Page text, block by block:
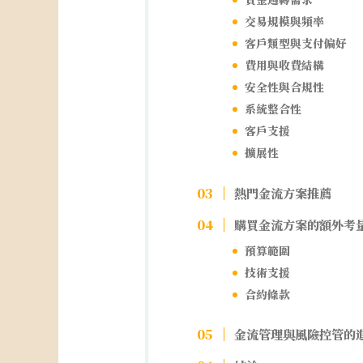
交易規模與頻率
客戶類型與支付偏好
費用與收費結構
安全性與合規性
系統整合性
客戶支援
擴展性
熱門金流方案推薦
購買金流方案的額外考
預算範圍
技術支援
合約條款
金流管理與風險控管的